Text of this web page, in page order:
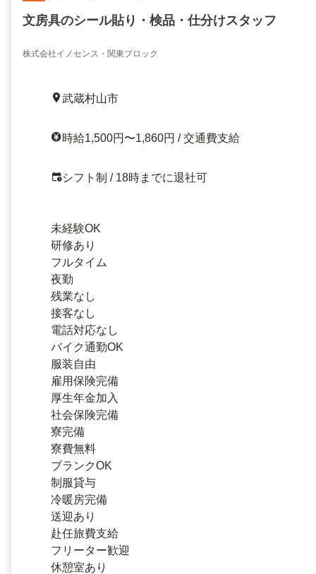
文房具のシール貼り・検品・仕分けスタッフ
株式会社イノセンス・関東ブロック
武蔵村山市
時給1,500円〜1,860円 / 交通費支給
シフト制 / 18時までに退社可
未経験OK
研修あり
フルタイム
夜勤
残業なし
接客なし
電話対応なし
バイク通勤OK
服装自由
雇用保険完備
厚生年金加入
社会保険完備
寮完備
寮費無料
ブランクOK
制服貸与
冷暖房完備
送迎あり
赴任旅費支給
フリーター歓迎
休憩室あり